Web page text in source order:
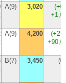
A(9) 3,020 (
A(9) 4,200 (
B(7) 3,450 (